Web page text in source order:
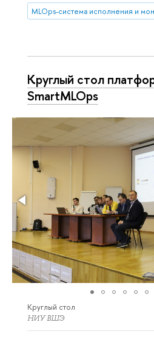
MLOps-система исполнения и
Круглый стол
SmartMLOps
Круглый стол
НИУ ВШЭ